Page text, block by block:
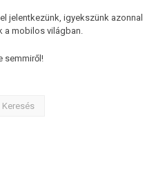
jelentkezünk, igyekszünk azonnal
a mobilos világban.
semmiről!